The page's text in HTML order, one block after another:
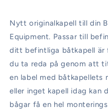
Nytt originalkapell till din
Equipment. Passar till
ditt befintliga båtkapell är
du ta reda på genom att
en label med båtkapellets
eller inget kapell idag kan
bågar få en hel